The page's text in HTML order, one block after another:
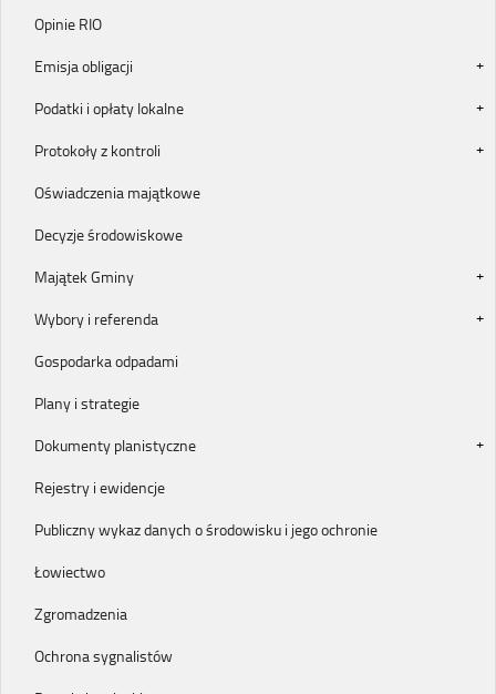
Opinie RIO
Emisja obligacji
Podatki i opłaty lokalne
Protokoły z kontroli
Oświadczenia majątkowe
Decyzje środowiskowe
Majątek Gminy
Wybory i referenda
Gospodarka odpadami
Plany i strategie
Dokumenty planistyczne
Rejestry i ewidencje
Publiczny wykaz danych o środowisku i jego ochronie
Łowiectwo
Zgromadzenia
Ochrona sygnalistów